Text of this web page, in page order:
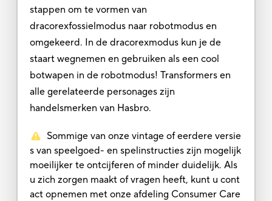
stappen om te vormen van
dracorexfossielmodus naar robotmodus en
omgekeerd. In de dracorexmodus kun je de
staart wegnemen en gebruiken als een cool
botwapen in de robotmodus! Transformers en
alle gerelateerde personages zijn
handelsmerken van Hasbro.
Sommige van onze vintage of eerdere versie
s van speelgoed- en spelinstructies zijn mogelijk
moeilijker te ontcijferen of minder duidelijk. Als
u zich zorgen maakt of vragen heeft, kunt u cont
act opnemen met onze afdeling Consumer Care